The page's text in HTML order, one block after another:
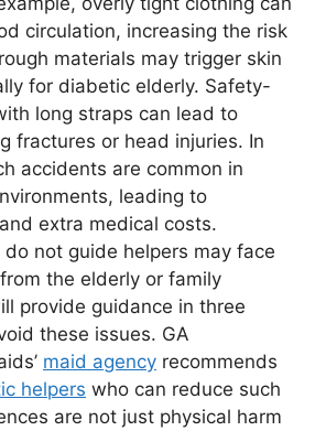
circulation, increasing the risk
materials may trigger skin
for diabetic elderly. Safety-
long straps can lead to
fractures or head injuries. In
accidents are common in
leading to
extra medical costs.
do not guide helpers may face
the elderly or family
provide guidance in three
these issues. GA
maid agency recommends
helpers who can reduce such
are not just physical harm